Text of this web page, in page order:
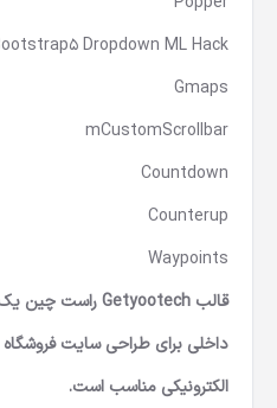
Dropdown ML Hack
Gmaps
mCustomScrollbar
Countdown
Counterup
Waypoints
داخلی برای طراحی سایت
الکترونیکی مناسب است.